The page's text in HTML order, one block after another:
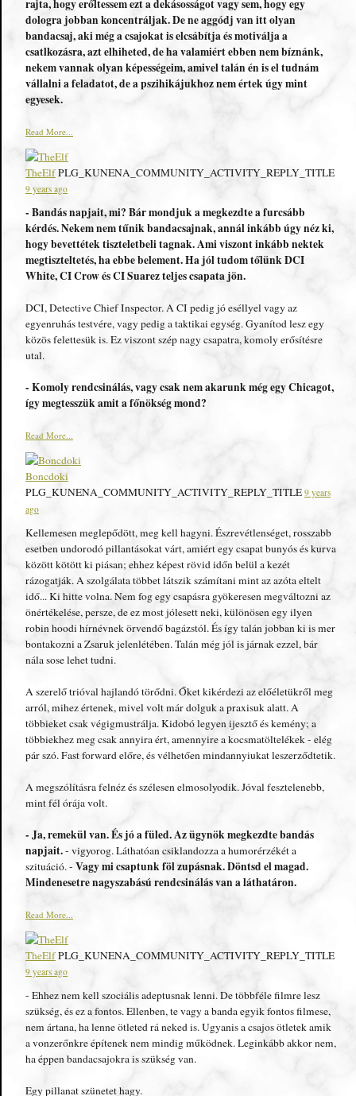
rajta, hogy erőltessem ezt a dekásosságot vagy sem, hogy egy
dologra jobban koncentráljak. De ne aggódj van itt olyan
bandacsaj, aki még a csajokat is elcsábítja és motiválja a
csatlkozásra, azt elhiheted, de ha valamiért ebben nem bíznánk,
nekem vannak olyan képességeim, amivel talán én is el tudnám
vállalni a feladatot, de a pszihikájukhoz nem értek úgy mint
egyesek.
Read More...
TheElfPLG_KUNENA_COMMUNITY_ACTIVITY_REPLY_TITLE
9 years ago
- Bandás napjait, mi? Bár mondjuk a megkezdte a furcsább
kérdés. Nekem nem tűnik bandacsajnak, annál inkább úgy néz ki,
hogy bevettétek tiszteletbeli tagnak. Ami viszont inkább nektek
megtiszteltetés, ha ebbe belement. Ha jól tudom tőlünk DCI
White, CI Crow és CI Suarez teljes csapata jön.
DCI, Detective Chief Inspector. A CI pedig jó eséllyel vagy az
egyenruhás testvére, vagy pedig a taktikai egység. Gyanítod lesz egy
közös felettesük is. Ez viszont szép nagy csapatra, komoly erősítésre
utal.
- Komoly rendcsinálás, vagy csak nem akarunk még egy Chicagot,
így megtesszük amit a főnökség mond?
Read More...
Boncdoki
PLG_KUNENA_COMMUNITY_ACTIVITY_REPLY_TITLE 9 years
ago
Kellemesen meglepődött, meg kell hagyni. Észrevétlenséget, rosszabb
esetben undorodó pillantásokat várt, amiért egy csapat bunyós és kurva
között kötött ki piásan; ehhez képest rövid időn belül a kezét
rázogatják. A szolgálata többet látszik számítani mint az azóta eltelt
idő... Ki hitte volna. Nem fog egy csapásra gyökeresen megváltozni az
önértékelése, persze, de ez most jólesett neki, különösen egy ilyen
robin hoodi hírnévnek örvendő bagázstól. És így talán jobban ki is mer
bontakozni a Zsaruk jelenlétében. Talán még jól is járnak ezzel, bár
nála sose lehet tudni.
A szerelő trióval hajlandó törődni. Őket kikérdezi az előéletükről meg
arról, mihez értenek, mivel volt már dolguk a praxisuk alatt. A
többieket csak végigmustrálja. Kidobó legyen ijesztő és kemény; a
többiekhez meg csak annyira ért, amennyire a kocsmatöltelékek - elég
pár szó. Fast forward előre, és vélhetően mindannyiukat leszerződtetik.
A megszólításra felnéz és szélesen elmosolyodik. Jóval fesztelenebb,
mint fél órája volt.
- Ja, remekül van. És jó a füled. Az ügynök megkezdte bandás
napjait.- vigyorog. Láthatóan csiklandozza a humorérzékét a
szituáció. - Vagy mi csaptunk föl zupásnak. Döntsd el magad.
Mindenesetre nagyszabású rendcsinálás van a láthatáron.
Read More...
TheElfPLG_KUNENA_COMMUNITY_ACTIVITY_REPLY_TITLE
9 years ago
- Ehhez nem kell szociális adeptusnak lenni. De többféle filmre lesz
szükség, és ez a fontos. Ellenben, te vagy a banda egyik fontos filmese,
nem ártana, ha lenne ötleted rá neked is. Ugyanis a csajos ötletek amik
a vonzerőnkre építenek nem mindig működnek. Leginkább akkor nem,
ha éppen bandacsajokra is szükség van.
Egy pillanat szünetet hagy.